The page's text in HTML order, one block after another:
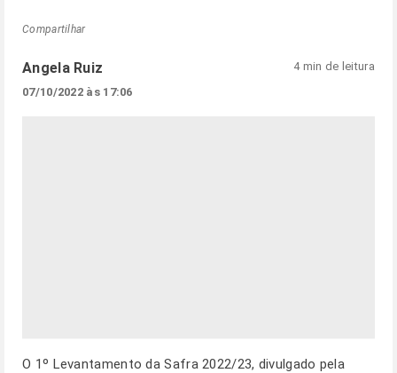
Compartilhar
Angela Ruiz
07/10/2022 às 17:06
4 min de leitura
O 1º Levantamento da Safra 2022/23, divulgado pela